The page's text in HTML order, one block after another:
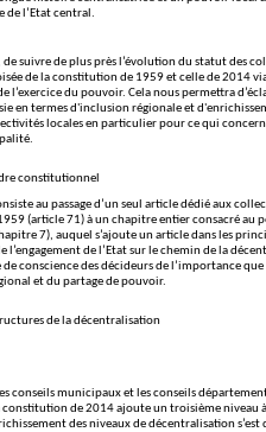
de l’Etat central.
de suivre de plus près l’évolution du statut des
de la constitution de 1959 et celle de 2014
l’exercice du pouvoir. Cela nous permettra
en termes d'inclusion régionale et
locales en particulier pour ce qui
constitutionnel
au passage d’un seul article dédié aux
(article 71) à un chapitre entier consacré au
7), auquel s’ajoute un article dans les
de l’Etat sur le chemin de la
conscience des décideurs de l’importance
et du partage de pouvoir.
de la décentralisation
conseils municipaux et les conseils
constitution de 2014 ajoute un troisième niveau
des niveaux de décentralisation s’est